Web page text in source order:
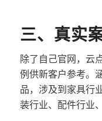
三、真实
除了自己官网，云
例供新客户参考。
品，涉及到家具行
装行业、配件行业